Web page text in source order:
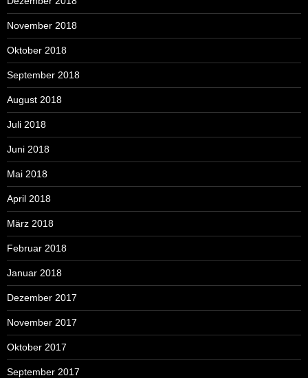
November 2018
Oktober 2018
September 2018
August 2018
Juli 2018
Juni 2018
Mai 2018
April 2018
März 2018
Februar 2018
Januar 2018
Dezember 2017
November 2017
Oktober 2017
September 2017